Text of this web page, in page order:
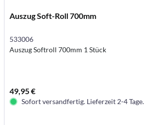
Auszug Soft-Roll 700mm
533006
Auszug Softroll 700mm 1 Stück
49,95 €
Sofort versandfertig. Lieferzeit 2-4 Tage.